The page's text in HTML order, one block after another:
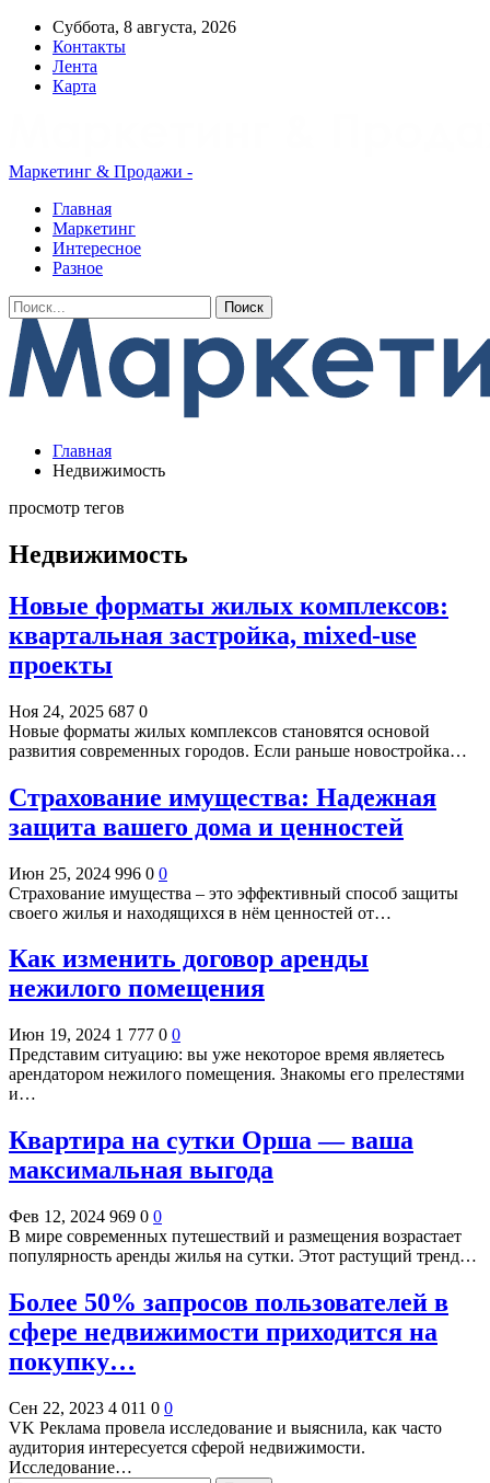
Суббота, 8 августа, 2026
Контакты
Лента
Карта
Маркетинг & Продажи -
Главная
Маркетинг
Интересное
Разное
Главная
Недвижимость
просмотр тегов
Недвижимость
Новые форматы жилых комплексов:
квартальная застройка, mixed-use
проекты
Ноя 24, 2025 687 0
Новые форматы жилых комплексов становятся основой
развития современных городов. Если раньше новостройка…
Страхование имущества: Надежная
защита вашего дома и ценностей
Июн 25, 2024 996 0 0
Страхование имущества – это эффективный способ защиты
своего жилья и находящихся в нём ценностей от…
Как изменить договор аренды
нежилого помещения
Июн 19, 2024 1 777 0 0
Представим ситуацию: вы уже некоторое время являетесь
арендатором нежилого помещения. Знакомы его прелестями
и…
Квартира на сутки Орша — ваша
максимальная выгода
Фев 12, 2024 969 0 0
В мире современных путешествий и размещения возрастает
популярность аренды жилья на сутки. Этот растущий тренд…
Более 50% запросов пользователей в
сфере недвижимости приходится на
покупку…
Сен 22, 2023 4 011 0 0
VK Реклама провела исследование и выяснила, как часто
аудитория интересуется сферой недвижимости.
Исследование…